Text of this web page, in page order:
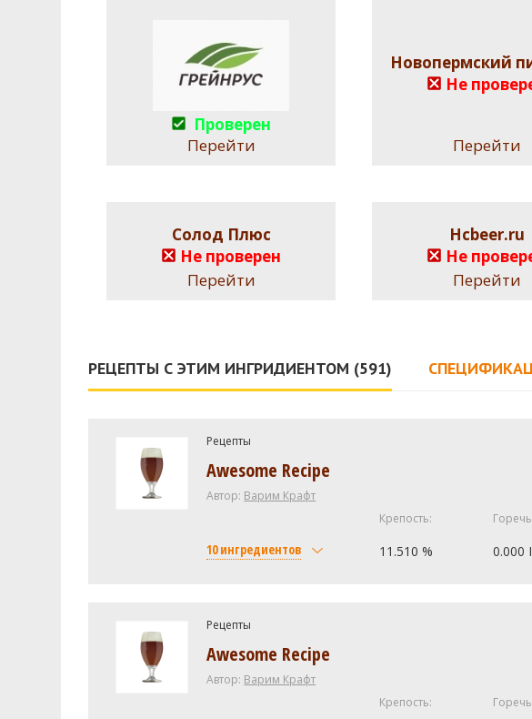
Проверен
Перейти
Новопермский
Не
Перейти
Солод Плюс
Не проверен
Перейти
Hcbeer.ru
Не
Перейти
РЕЦЕПТЫ С ЭТИМ ИНГРИДИЕНТОМ (591)
Рецепты
Awesome Recipe
Автор: Варим Крафт
10 ингредиентов
Крепость:
11.510 % 0.000
Viking malt Pilsner
Maris Otter Pale Malt
Pale 2-Row US Rahr
Рецепты
Awesome Recipe
Автор: Варим Крафт
Крепость: